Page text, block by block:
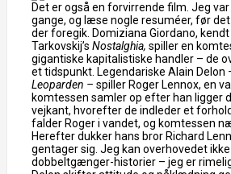
Det er også en forvirrende film. Jeg
gange, og læse nogle resuméer, før
der foregik. Domiziana Giordano,
Tarkovskij’s Nostalghia, spiller en
gigantiske kapitalistiske handler – de
et tidspunkt. Legendariske Alain Delon
Leoparden – spiller Roger Lennox, en
komtessen samler op efter han ligger
vejkant, hvorefter de indleder et
falder Roger i vandet, og komtessen
Herefter dukker hans bror Richard
gentager sig. Jeg kan overhovedet
dobbeltgænger-historier – jeg er